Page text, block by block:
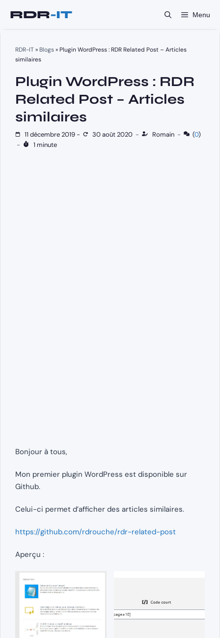
Menu
RDR-IT» Blogs» Plugin WordPress : RDR Related Post – Articles
similaires
Plugin WordPress : RDR
Related Post – Articles
similaires
11 décembre 2019 - 30 août 2020 - Romain - (0)
-
1 minute
Bonjour à tous,
Mon premier plugin WordPress est disponible sur
Github.
Celui-ci permet d’afficher des articles similaires.
https://github.com/rdrouche/rdr-related-post
Aperçu :